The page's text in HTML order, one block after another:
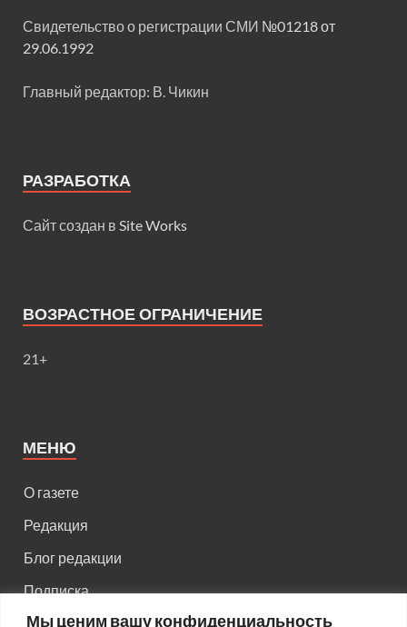
Мы ценим вашу конфиденциальность
Свидетельство о регистрации СМИ №01218 от
29.06.1992
Главный редактор: В. Чикин
РАЗРАБОТКА
Сайт создан в Site Works
ВОЗРАСТНОЕ ОГРАНИЧЕНИЕ
21+
МЕНЮ
О газете
Редакция
Блог редакции
Подписка
Правила поведения на сайте